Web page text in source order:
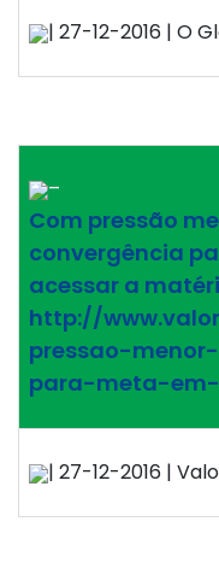
| 27-12-2016 | O
–
Com pressão
convergência
acessar a
http://
pressao-
para-meta-em-
| 27-12-2016 |